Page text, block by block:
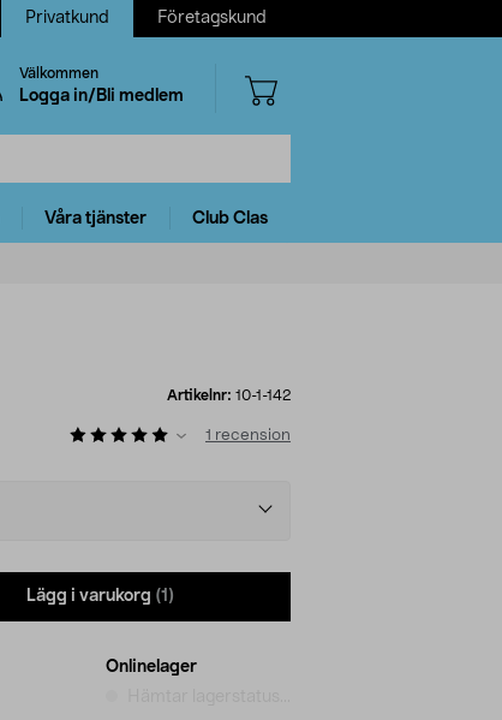
Privatkund Företagskund
Välkommen
Logga in/Bli medlem
Våra tjänster Club Clas
Artikelnr: 10-1-142
1 recension
Lägg i varukorg (1)
Onlinelager